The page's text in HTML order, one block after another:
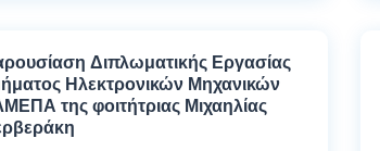
Διπλωματικής Εργασίας
Ηλεκτρονικών Μηχανικών
της φοιτήτριας Μιχαηλίας